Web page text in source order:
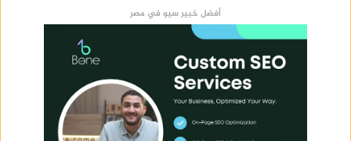
أفضل خبير سيو في مصر